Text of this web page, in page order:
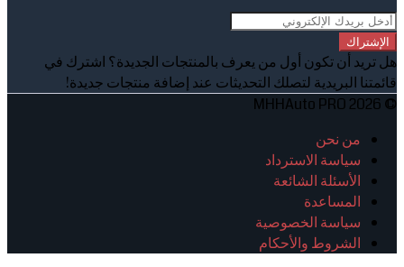
الإشتراك
هل تريد أن تكون أول من يعرف بالمنتجات الجديدة؟ اشترك في
قائمتنا البريدية لتصلك التحديثات عند إضافة منتجات جديدة!
© 2026 MHHAuto PRO
من نحن
سياسة الاسترداد
الأسئلة الشائعة
المساعدة
سياسة الخصوصية
الشروط والأحكام